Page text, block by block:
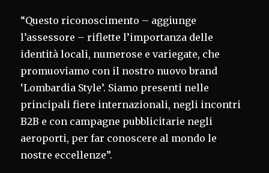
“Questo riconoscimento – aggiunge
l’assessore – riflette l’importanza delle
identità locali, numerose e variegate, che
promuoviamo con il nostro nuovo brand
‘Lombardia Style’. Siamo presenti nelle
principali fiere internazionali, negli incontri
B2B e con campagne pubblicitarie negli
aeroporti, per far conoscere al mondo le
nostre eccellenze”.